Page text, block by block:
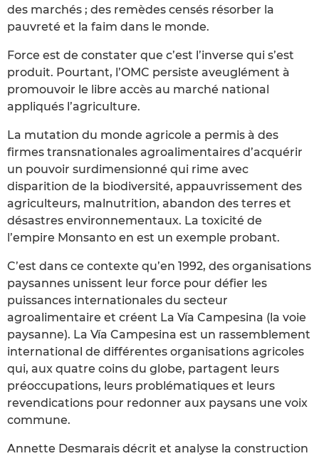
des marchés ; des remèdes censés résorber la
pauvreté et la faim dans le monde.
Force est de constater que c’est l’inverse qui s’est
produit. Pourtant, l’OMC persiste aveuglément à
promouvoir le libre accès au marché national
appliqués l’agriculture.
La mutation du monde agricole a permis à des
firmes transnationales agroalimentaires d’acquérir
un pouvoir surdimensionné qui rime avec
disparition de la biodiversité, appauvrissement des
agriculteurs, malnutrition, abandon des terres et
désastres environnementaux. La toxicité de
l’empire Monsanto en est un exemple probant.
C’est dans ce contexte qu’en 1992, des organisations
paysannes unissent leur force pour défier les
puissances internationales du secteur
agroalimentaire et créent La Vía Campesina (la voie
paysanne). La Vía Campesina est un rassemblement
international de différentes organisations agricoles
qui, aux quatre coins du globe, partagent leurs
préoccupations, leurs problématiques et leurs
revendications pour redonner aux paysans une voix
commune.
Annette Desmarais décrit et analyse la construction